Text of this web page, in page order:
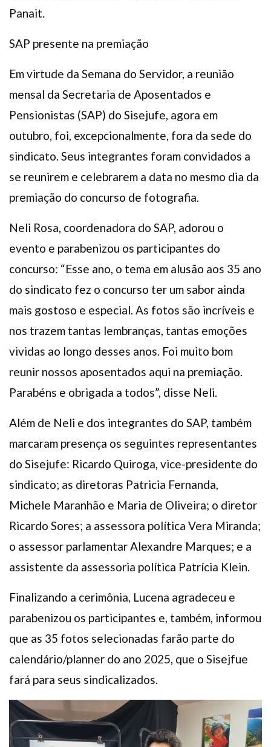
Panait.
SAP presente na premiação
Em virtude da Semana do Servidor, a reunião
mensal da Secretaria de Aposentados e
Pensionistas (SAP) do Sisejufe, agora em
outubro, foi, excepcionalmente, fora da sede do
sindicato. Seus integrantes foram convidados a
se reunirem e celebrarem a data no mesmo dia da
premiação do concurso de fotografia.
Neli Rosa, coordenadora do SAP, adorou o
evento e parabenizou os participantes do
concurso: “Esse ano, o tema em alusão aos 35 ano
do sindicato fez o concurso ter um sabor ainda
mais gostoso e especial. As fotos são incríveis e
nos trazem tantas lembranças, tantas emoções
vividas ao longo desses anos. Foi muito bom
reunir nossos aposentados aqui na premiação.
Parabéns e obrigada a todos”, disse Neli.
Além de Neli e dos integrantes do SAP, também
marcaram presença os seguintes representantes
do Sisejufe: Ricardo Quiroga, vice-presidente do
sindicato; as diretoras Patricia Fernanda,
Michele Maranhão e Maria de Oliveira; o diretor
Ricardo Sores; a assessora política Vera Miranda;
o assessor parlamentar Alexandre Marques; e a
assistente da assessoria política Patrícia Klein.
Finalizando a cerimônia, Lucena agradeceu e
parabenizou os participantes e, também, informou
que as 35 fotos selecionadas farão parte do
calendário/planner do ano 2025, que o Sisejfue
fará para seus sindicalizados.